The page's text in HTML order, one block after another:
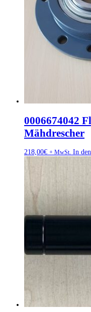
0006674042
Mähdrescher
218,00€ + MwSt. In